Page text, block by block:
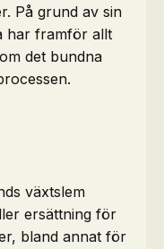
På grund av sin
har framför allt
det bundna
växtslem
ersättning för
bland annat för